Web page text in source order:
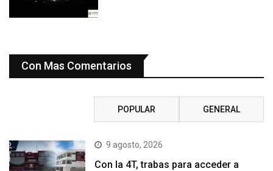
Con Mas Comentarios
POPULAR GENERAL
9 agosto, 2026
Con la 4T, trabas para acceder a